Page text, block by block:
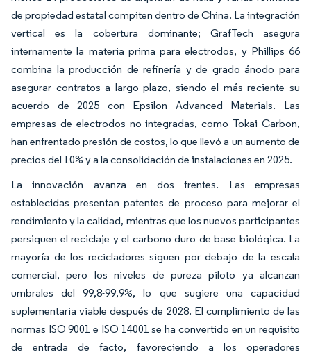
de propiedad estatal compiten dentro de China. La integración
vertical es la cobertura dominante; GrafTech asegura
internamente la materia prima para electrodos, y Phillips 66
combina la producción de refinería y de grado ánodo para
asegurar contratos a largo plazo, siendo el más reciente su
acuerdo de 2025 con Epsilon Advanced Materials. Las
empresas de electrodos no integradas, como Tokai Carbon,
han enfrentado presión de costos, lo que llevó a un aumento de
precios del 10% y a la consolidación de instalaciones en 2025.
La innovación avanza en dos frentes. Las empresas
establecidas presentan patentes de proceso para mejorar el
rendimiento y la calidad, mientras que los nuevos participantes
persiguen el reciclaje y el carbono duro de base biológica. La
mayoría de los recicladores siguen por debajo de la escala
comercial, pero los niveles de pureza piloto ya alcanzan
umbrales del 99,8-99,9%, lo que sugiere una capacidad
suplementaria viable después de 2028. El cumplimiento de las
normas ISO 9001 e ISO 14001 se ha convertido en un requisito
de entrada de facto, favoreciendo a los operadores